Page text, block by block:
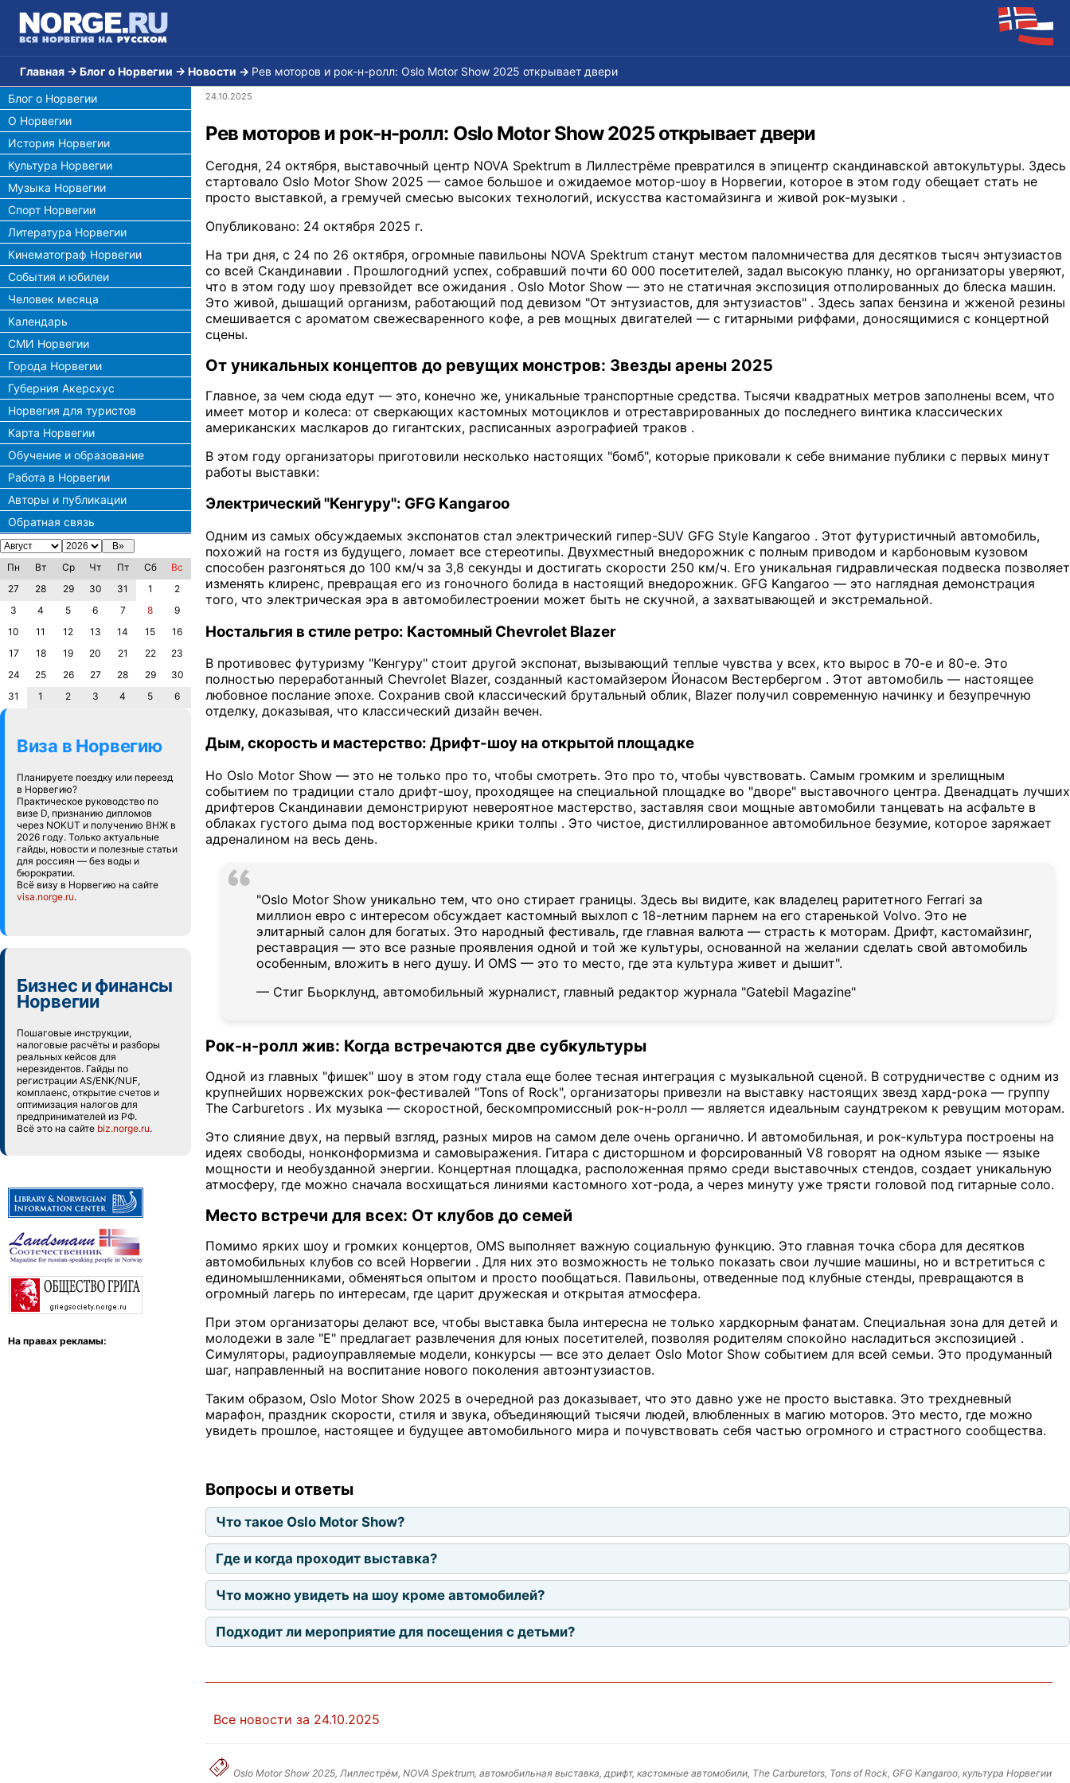
Главная → Блог о Норвегии → Новости → Рев моторов и рок-н-ролл: Oslo Motor Show 2025 открывает двери
Блог о Норвегии
О Норвегии
История Норвегии
Культура Норвегии
Музыка Норвегии
Спорт Норвегии
Литература Норвегии
Кинематограф Норвегии
События и юбилеи
Человек месяца
Календарь
СМИ Норвегии
Города Норвегии
Губерния Акерсхус
Норвегия для туристов
Карта Норвегии
Обучение и образование
Работа в Норвегии
Авторы и публикации
Обратная связь
Пн Вт Ср Чт Пт Сб
Вс
27
28 29 30 31 1
2
3
4 5 6 7 8
9
10
11 12 13 14 15
16
17
18 19 20 21 22
23
24
25 26 27 28 29
30
31
1 2 3 4 5 6
Виза в Норвегию
Планируете поездку или переезд
в Норвегию?
Практическое руководство по
визе D, признанию дипломов
через NOKUT и получению ВНЖ в
2026 году. Только актуальные
гайды, новости и полезные статьи
для россиян — без воды и
бюрократии.
Всё визу в Норвегию на сайте
visa.norge.ru.
Бизнес и финансы
Норвегии
Пошаговые инструкции,
налоговые расчёты и разборы
реальных кейсов для
нерезидентов. Гайды по
регистрации AS/ENK/NUF,
комплаенс, открытие счетов и
оптимизация налогов для
предпринимателей из РФ.
Всё это на сайте biz.norge.ru.
На правах рекламы:
24.10.2025
Рев моторов и рок-н-ролл: Oslo Motor Show 2025 открывает двери
Сегодня, 24 октября, выставочный центр NOVA Spektrum в Лиллестрёме превратился в эпицентр скандинавской автокультуры. Здесь
стартовало Oslo Motor Show 2025 — самое большое и ожидаемое мотор-шоу в Норвегии, которое в этом году обещает стать не
просто выставкой, а гремучей смесью высоких технологий, искусства кастомайзинга и живой рок-музыки .
Опубликовано: 24 октября 2025 г.
На три дня, с 24 по 26 октября, огромные павильоны NOVA Spektrum станут местом паломничества для десятков тысяч энтузиастов
со всей Скандинавии . Прошлогодний успех, собравший почти 60 000 посетителей, задал высокую планку, но организаторы уверяют,
что в этом году шоу превзойдет все ожидания . Oslo Motor Show — это не статичная экспозиция отполированных до блеска машин.
Это живой, дышащий организм, работающий под девизом "От энтузиастов, для энтузиастов" . Здесь запах бензина и жженой резины
смешивается с ароматом свежесваренного кофе, а рев мощных двигателей — с гитарными риффами, доносящимися с концертной
сцены.
От уникальных концептов до ревущих монстров: Звезды арены 2025
Главное, за чем сюда едут — это, конечно же, уникальные транспортные средства. Тысячи квадратных метров заполнены всем, что
имеет мотор и колеса: от сверкающих кастомных мотоциклов и отреставрированных до последнего винтика классических
американских маслкаров до гигантских, расписанных аэрографией траков .
В этом году организаторы приготовили несколько настоящих "бомб", которые приковали к себе внимание публики с первых минут
работы выставки:
Электрический "Кенгуру": GFG Kangaroo
Одним из самых обсуждаемых экспонатов стал электрический гипер-SUV GFG Style Kangaroo . Этот футуристичный автомобиль,
похожий на гостя из будущего, ломает все стереотипы. Двухместный внедорожник с полным приводом и карбоновым кузовом
способен разгоняться до 100 км/ч за 3,8 секунды и достигать скорости 250 км/ч. Его уникальная гидравлическая подвеска позволяет
изменять клиренс, превращая его из гоночного болида в настоящий внедорожник. GFG Kangaroo — это наглядная демонстрация
того, что электрическая эра в автомобилестроении может быть не скучной, а захватывающей и экстремальной.
Ностальгия в стиле ретро: Кастомный Chevrolet Blazer
В противовес футуризму "Кенгуру" стоит другой экспонат, вызывающий теплые чувства у всех, кто вырос в 70-е и 80-е. Это
полностью переработанный Chevrolet Blazer, созданный кастомайзером Йонасом Вестербергом . Этот автомобиль — настоящее
любовное послание эпохе. Сохранив свой классический брутальный облик, Blazer получил современную начинку и безупречную
отделку, доказывая, что классический дизайн вечен.
Дым, скорость и мастерство: Дрифт-шоу на открытой площадке
Но Oslo Motor Show — это не только про то, чтобы смотреть. Это про то, чтобы чувствовать. Самым громким и зрелищным
событием по традиции стало дрифт-шоу, проходящее на специальной площадке во "дворе" выставочного центра. Двенадцать лучших
дрифтеров Скандинавии демонстрируют невероятное мастерство, заставляя свои мощные автомобили танцевать на асфальте в
облаках густого дыма под восторженные крики толпы . Это чистое, дистиллированное автомобильное безумие, которое заряжает
адреналином на весь день.
"Oslo Motor Show уникально тем, что оно стирает границы. Здесь вы видите, как владелец раритетного Ferrari за
миллион евро с интересом обсуждает кастомный выхлоп с 18-летним парнем на его старенькой Volvo. Это не
элитарный салон для богатых. Это народный фестиваль, где главная валюта — страсть к моторам. Дрифт, кастомайзинг,
реставрация — это все разные проявления одной и той же культуры, основанной на желании сделать свой автомобиль
особенным, вложить в него душу. И OMS — это то место, где эта культура живет и дышит".
— Стиг Бьорклунд, автомобильный журналист, главный редактор журнала "Gatebil Magazine"
Рок-н-ролл жив: Когда встречаются две субкультуры
Одной из главных "фишек" шоу в этом году стала еще более тесная интеграция с музыкальной сценой. В сотрудничестве с одним из
крупнейших норвежских рок-фестивалей "Tons of Rock", организаторы привезли на выставку настоящих звезд хард-рока — группу
The Carburetors . Их музыка — скоростной, бескомпромиссный рок-н-ролл — является идеальным саундтреком к ревущим моторам.
Это слияние двух, на первый взгляд, разных миров на самом деле очень органично. И автомобильная, и рок-культура построены на
идеях свободы, нонконформизма и самовыражения. Гитара с дисторшном и форсированный V8 говорят на одном языке — языке
мощности и необузданной энергии. Концертная площадка, расположенная прямо среди выставочных стендов, создает уникальную
атмосферу, где можно сначала восхищаться линиями кастомного хот-рода, а через минуту уже трясти головой под гитарные соло.
Место встречи для всех: От клубов до семей
Помимо ярких шоу и громких концертов, OMS выполняет важную социальную функцию. Это главная точка сбора для десятков
автомобильных клубов со всей Норвегии . Для них это возможность не только показать свои лучшие машины, но и встретиться с
единомышленниками, обменяться опытом и просто пообщаться. Павильоны, отведенные под клубные стенды, превращаются в
огромный лагерь по интересам, где царит дружеская и открытая атмосфера.
При этом организаторы делают все, чтобы выставка была интересна не только хардкорным фанатам. Специальная зона для детей и
молодежи в зале "E" предлагает развлечения для юных посетителей, позволяя родителям спокойно насладиться экспозицией .
Симуляторы, радиоуправляемые модели, конкурсы — все это делает Oslo Motor Show событием для всей семьи. Это продуманный
шаг, направленный на воспитание нового поколения автоэнтузиастов.
Таким образом, Oslo Motor Show 2025 в очередной раз доказывает, что это давно уже не просто выставка. Это трехдневный
марафон, праздник скорости, стиля и звука, объединяющий тысячи людей, влюбленных в магию моторов. Это место, где можно
увидеть прошлое, настоящее и будущее автомобильного мира и почувствовать себя частью огромного и страстного сообщества.
Вопросы и ответы
Что такое Oslo Motor Show?
Где и когда проходит выставка?
Что можно увидеть на шоу кроме автомобилей?
Подходит ли мероприятие для посещения с детьми?
Все новости за 24.10.2025
Oslo Motor Show 2025, Лиллестрём, NOVA Spektrum, автомобильная выставка, дрифт, кастомные автомобили, The Carburetors, Tons of Rock, GFG Kangaroo, культура Норвегии